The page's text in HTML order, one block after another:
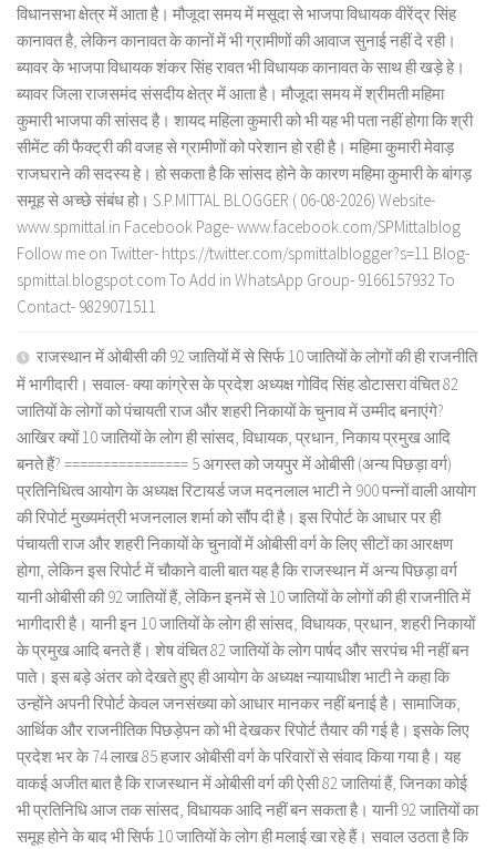
विधानसभा क्षेत्र में आता है। मौजूदा समय में मसूदा से भाजपा विधायक वीरेंद्र सिंह
कानावत है, लेकिन कानावत के कानों में भी ग्रामीणों की आवाज सुनाई नहीं दे रही।
ब्यावर के भाजपा विधायक शंकर सिंह रावत भी विधायक कानावत के साथ ही खड़े हे।
ब्यावर जिला राजसमंद संसदीय क्षेत्र में आता है। मौजूदा समय में श्रीमती महिमा
कुमारी भाजपा की सांसद है। शायद महिला कुमारी को भी यह भी पता नहीं होगा कि श्री
सीमेंट की फैक्ट्री की वजह से ग्रामीणों को परेशान हो रही है। महिमा कुमारी मेवाड़
राजघराने की सदस्य हे। हो सकता है कि सांसद होने के कारण महिमा कुमारी के बांगड़
समूह से अच्छे संबंध हो। S.P.MITTAL BLOGGER ( 06-08-2026) Website-
www.spmittal.in Facebook Page- www.facebook.com/SPMittalblog
Follow me on Twitter- https://twitter.com/spmittalblogger?s=11 Blog-
spmittal.blogspot.com To Add in WhatsApp Group- 9166157932 To
Contact- 9829071511
राजस्थान में ओबीसी की 92 जातियों में से सिर्फ 10 जातियों के लोगों की ही राजनीति
में भागीदारी। सवाल- क्या कांग्रेस के प्रदेश अध्यक्ष गोविंद सिंह डोटासरा वंचित 82
जातियों के लोगों को पंचायती राज और शहरी निकायों के चुनाव में उम्मीद बनाएंगे?
आखिर क्यों 10 जातियों के लोग ही सांसद, विधायक, प्रधान, निकाय प्रमुख आदि
बनते हैं? ================ 5 अगस्त को जयपुर में ओबीसी (अन्य पिछड़ा वर्ग)
प्रतिनिधित्व आयोग के अध्यक्ष रिटायर्ड जज मदनलाल भाटी ने 900 पन्नों वाली आयोग
की रिपोर्ट मुख्यमंत्री भजनलाल शर्मा को सौंप दी है। इस रिपोर्ट के आधार पर ही
पंचायती राज और शहरी निकायों के चुनावों में ओबीसी वर्ग के लिए सीटों का आरक्षण
होगा, लेकिन इस रिपोर्ट में चौकाने वाली बात यह है कि राजस्थान में अन्य पिछड़ा वर्ग
यानी ओबीसी की 92 जातियों हैं, लेकिन इनमें से 10 जातियों के लोगों की ही राजनीति में
भागीदारी है। यानी इन 10 जातियों के लोग ही सांसद, विधायक, प्रधान, शहरी निकायों
के प्रमुख आदि बनते हैं। शेष वंचित 82 जातियों के लोग पार्षद और सरपंच भी नहीं बन
पाते। इस बड़े अंतर को देखते हुए ही आयोग के अध्यक्ष न्यायाधीश भाटी ने कहा कि
उन्होंने अपनी रिपोर्ट केवल जनसंख्या को आधार मानकर नहीं बनाई है। सामाजिक,
आर्थिक और राजनीतिक पिछड़ेपन को भी देखकर रिपोर्ट तैयार की गई है। इसके लिए
प्रदेश भर के 74 लाख 85 हजार ओबीसी वर्ग के परिवारों से संवाद किया गया है। यह
वाकई अजीत बात है कि राजस्थान में ओबीसी वर्ग की ऐसी 82 जातियां हैं, जिनका कोई
भी प्रतिनिधि आज तक सांसद, विधायक आदि नहीं बन सकता है। यानी 92 जातियों का
समूह होने के बाद भी सिर्फ 10 जातियों के लोग ही मलाई खा रहे हैं। सवाल उठता है कि